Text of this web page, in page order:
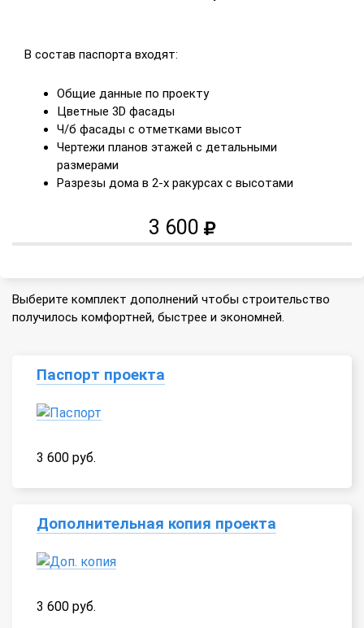
В состав паспорта входят:
Общие данные по проекту
Цветные 3D фасады
Ч/б фасады с отметками высот
Чертежи планов этажей с детальными
размерами
Разрезы дома в 2-х ракурсах с высотами
3 600
Выберите комплект дополнений чтобы строительство
получилось комфортней, быстрее и экономней.
Паспорт проекта
3 600 руб.
Дополнительная копия проекта
3 600 руб.